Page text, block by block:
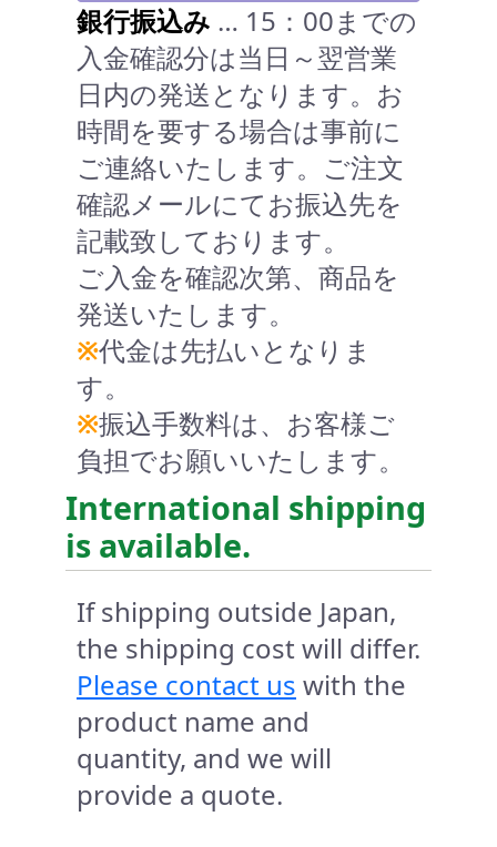
銀行振込み … 15：00までの
入金確認分は当日～翌営業
日内の発送となります。お
時間を要する場合は事前に
ご連絡いたします。ご注文
確認メールにてお振込先を
記載致しております。
ご入金を確認次第、商品を
発送いたします。
※代金は先払いとなりま
す。
※振込手数料は、お客様ご
負担でお願いいたします。
International shipping
is available.
If shipping outside Japan,
the shipping cost will differ.
Please contact us with the
product name and
quantity, and we will
provide a quote.